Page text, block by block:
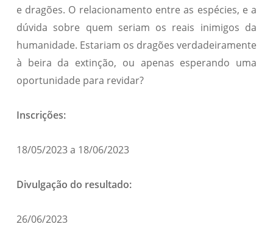
e dragões. O relacionamento entre as espécies, e a
dúvida sobre quem seriam os reais inimigos da
humanidade. Estariam os dragões verdadeiramente
à beira da extinção, ou apenas esperando uma
oportunidade para revidar?
Inscrições:
18/05/2023 a 18/06/2023
Divulgação do resultado:
26/06/2023